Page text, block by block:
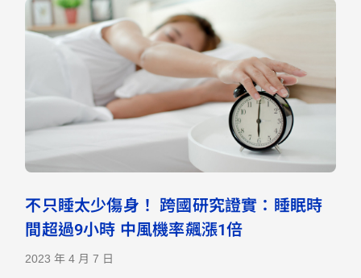
不只睡太少傷身！ 跨國研究證實：睡眠時
間超過9小時 中風機率飆漲1倍
2023 年 4 月 7 日